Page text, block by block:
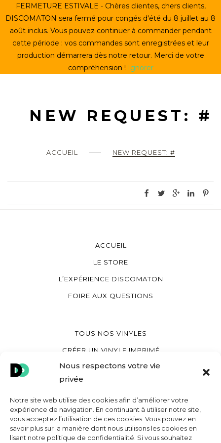
Nous respectons votre vie
privée
Notre site web utilise des cookies afin d’améliorer votre
expérience de navigation. En continuant à utiliser notre site,
vous acceptez l’utilisation de ces cookies. Vous pouvez en
savoir plus sur la manière dont nous utilisons les cookies en
lisant notre politique de confidentialité. Si vous souhaitez
to
content
ACCUEIL
CRÉER UN VINYLE
LE STORE
ACCUEIL NEW REQUEST: #
NEW REQUEST: #
ACCUEIL
LE STORE
L’EXPÉRIENCE DISCOMATON
FOIRE AUX QUESTIONS
TOUS NOS VINYLES
CRÉER UN VINYLE IMPRIMÉ
CRÉER UN VINYLE COEUR
CRÉER UNE POCHETTE VINYLE
MON COMPTE
CONTACT
FERMETURE ESTIVALE - Chères clientes, chers clients,
DISCOMATON sera fermé pour congés d'été du 8 juillet au 8
août inclus. Vous pouvez continuer à commander pendant
cette période : vos commandes sont enregistrées et leur
production démarrera dès notre retour. Merci de votre
compréhension ! Ignorer